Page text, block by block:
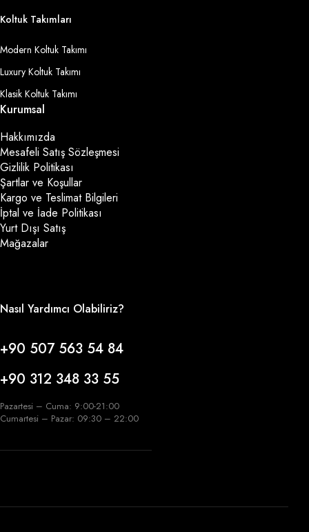
Koltuk Takımları
Modern Koltuk Takımı
Luxury Koltuk Takımı
Klasik Koltuk Takımı
Kurumsal
Hakkımızda
Mesafeli Satış Sözleşmesi
Gizlilik Politikası
Şartlar ve Koşullar
Kargo ve Teslimat Bilgileri
İptal ve İade Politikası
Yurt Dışı Satış
Mağazalar
Nasıl Yardımcı Olabiliriz?
+90 507 563 54 84
+90 312 348 33 55
Pazartesi – Cuma: 9:00-21:00
Cumartesi – Pazar: 09:30 – 22:00